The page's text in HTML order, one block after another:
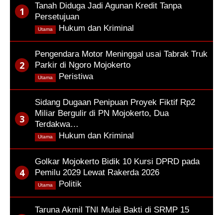
Tanah Diduga Jadi Agunan Kredit Tanpa
Persetujuan
Hukum dan Kriminal
Utama
Pengendara Motor Meninggal usai Tabrak Truk
Parkir di Ngoro Mojokerto
Peristiwa
Utama
Sidang Dugaan Penipuan Proyek Fiktif Rp2
Miliar Bergulir di PN Mojokerto, Dua
Terdakwa…
Hukum dan Kriminal
Utama
Golkar Mojokerto Bidik 10 Kursi DPRD pada
Pemilu 2029 Lewat Rakerda 2026
Politik
Utama
Taruna Akmil TNI Mulai Bakti di SRMP 15